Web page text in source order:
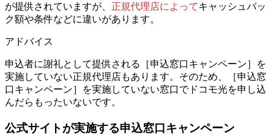
が提供されていますが、 正規代理店によってキャッシュバッ
ク額や条件などに違いがあります。
アドバイス
申込者に謝礼として提供される［申込窓口キャンペーン］を
実施していない正規代理店もあります。そのため、［申込窓
口キャンペーン］を実施していない窓口でドコモ光を申し込
んだらもったいないです。
公式サイトが実施する申込窓口キャンペーン